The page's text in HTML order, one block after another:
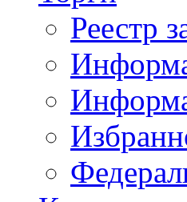
Реестр